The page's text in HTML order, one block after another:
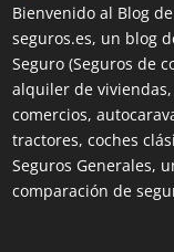
Bienvenido al Blog
seguros.es, un blog
Seguro (Seguros de
alquiler de
comercios,
tractores, coches
Seguros Generales,
comparación de